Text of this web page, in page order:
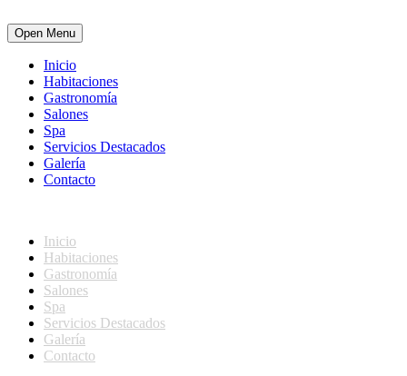
Open Menu
Inicio
Habitaciones
Gastronomía
Salones
Spa
Servicios Destacados
Galería
Contacto
Inicio
Habitaciones
Gastronomía
Salones
Spa
Servicios Destacados
Galería
Contacto